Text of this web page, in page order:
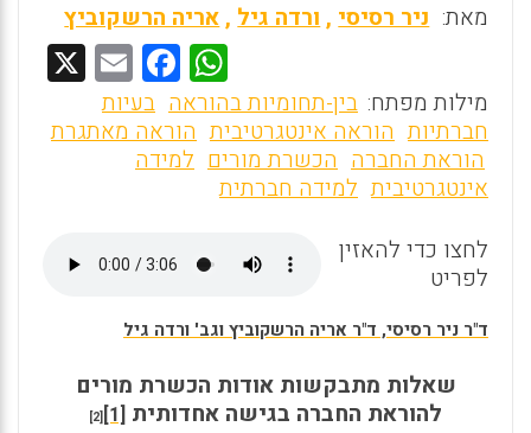
מאת: ניר רסיסי,ורדה גיל,אריה הרשקוביץ
W
h
at
s
p
F
a
ce
b
o
k
E
m
ai
מילות מפתח: בין-תחומיות בהוראה בעיות
חברתיות הוראה אינטגרטיבית הוראה מאתגרת
הוראת החברה הכשרת מורים למידה
אינטגרטיבית למידה חברתית
לחצו כדי להאזין
לפריט
ד"ר ניר רסיסי, ד"ר אריה הרשקוביץ וגב' ורדה גיל
שאלות מתבקשות אודות הכשרת מורים
להוראת החברה בגישה אחדותית [1]
[2]